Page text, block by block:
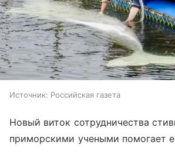
Источник: Российская газета
Новый виток сотрудничества
приморскими учеными помогает